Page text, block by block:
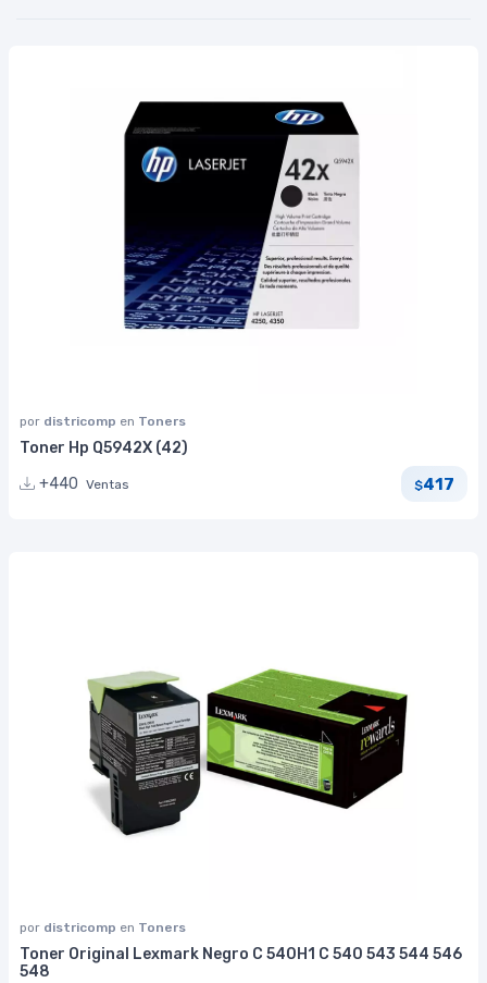
por districomp en Toners
Toner Hp Q5942X (42)
+440 Ventas $417
por districomp en Toners
Toner Original Lexmark Negro C 540H1 C 540 543 544 546
548